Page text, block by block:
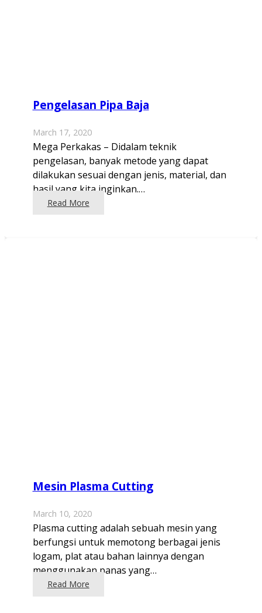
Pengelasan Pipa Baja
March 17, 2020
Mega Perkakas – Didalam teknik
pengelasan, banyak metode yang dapat
dilakukan sesuai dengan jenis, material, dan
hasil yang kita inginkan.…
Read More
Mesin Plasma Cutting
March 10, 2020
Plasma cutting adalah sebuah mesin yang
berfungsi untuk memotong berbagai jenis
logam, plat atau bahan lainnya dengan
menggunakan panas yang…
Read More